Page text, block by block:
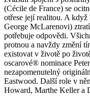
(Cécile de France) se
otřese její realitou. A
George McLarenovi)
potřebuje odpovědi.
protnou a navždy změní
existovat v životě po
oscarové® nominace
nezapomenutelný
Eastwood. Další role v
Howard, Marthe Keller a